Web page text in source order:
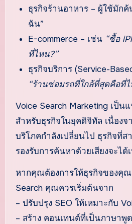
ธุรกิจร้านอาหาร – ผู้ใช้มักค้
ฉัน”
E-commerce – เช่น “ซื้อ
ที่ไหน?”
ธุรกิจบริการ (Service-
“ร้านซ่อมรถที่ใกล้ที่สุดคือที่
Voice Search Marketing เป็น
สำหรับธุรกิจในยุคดิจิทัล เนื่องจ
บริโภคกำลังเปลี่ยนไป ธุรกิจที่ส
รองรับการค้นหาด้วยเสียงจะไ
หากคุณต้องการให้ธุรกิจของคุ
Search คุณควรเริ่มต้นจาก
– ปรับปรุง SEO ให้เหมาะกับ
– สร้าง คอนเทนต์ที่เป็นภาษาพู